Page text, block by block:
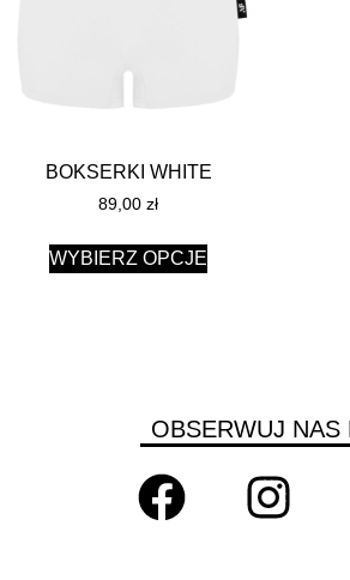
BOKSERKI WHITE
89,00 zł
WYBIERZ OPCJE
OBSERWUJ NAS